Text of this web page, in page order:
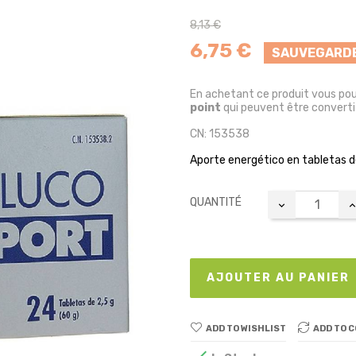
8,13 €
6,75 €
En achetant ce produit vous
point qui peuvent être
CN: 153538
Aporte energético en tabletas
QUANTITÉ
AJOUTER AU PANIER
ADD TO WISHLIST ADD TO